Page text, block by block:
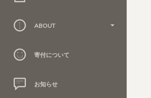
ABOUT
寄付について
お知らせ